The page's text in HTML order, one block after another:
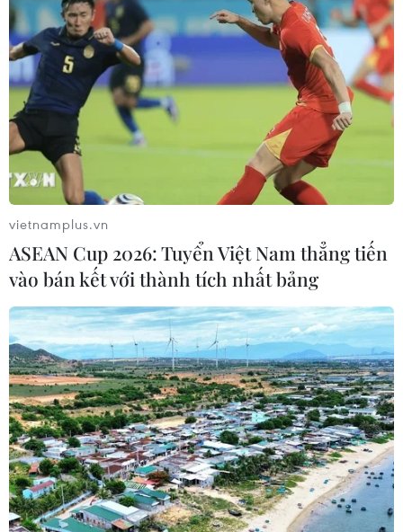
Air India đối mặt với cáo buộc vi phạm an
toàn bay nghiêm trọng
24/07/2025 13:15
Sau thảm họa rơi máy bay Boeing 787 làm 260 người
thiệt mạng, Air India tiếp tục bị cáo buộc không tuân thủ
các quy định an toàn bay, gây lo ngại nghiêm trọng về
năng lực quản lý.
Ấn Độ: Máy bay của Air India trượt khỏi
vietnamplus.vn
ASEAN Cup 2026: Tuyển Việt Nam thẳng tiến
vào bán kết với thành tích nhất bảng